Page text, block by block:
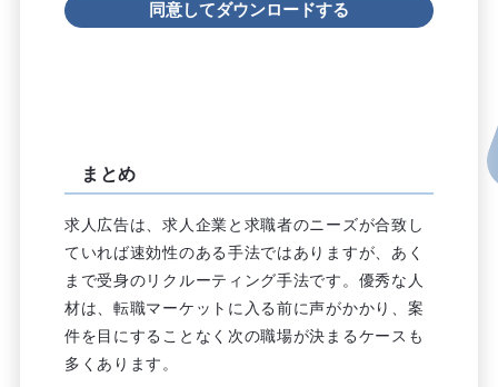
まとめ
求人広告は、求人企業と求職者のニーズが合致し
ていれば速効性のある手法ではありますが、あく
まで受身のリクルーティング手法です。優秀な人
材は、転職マーケットに入る前に声がかかり、案
件を目にすることなく次の職場が決まるケースも
多くあります。